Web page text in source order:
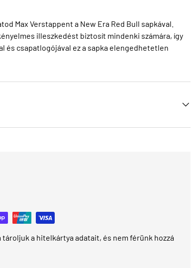
Max Verstappent a New Era Red Bull sapkával.
illeszkedést biztosít mindenki számára, így
és csapatlogójával ez a sapka elengedhetetlen
a hitelkártya adatait, és nem férünk hozzá